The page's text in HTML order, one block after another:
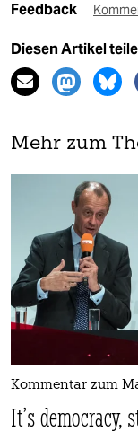
Feedback
Diesen Artikel
Mehr zum
Kommentar zum
It’s democracy,